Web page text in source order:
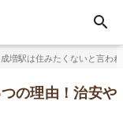
成増駅は住みたくないと言わ
の理由！治安や